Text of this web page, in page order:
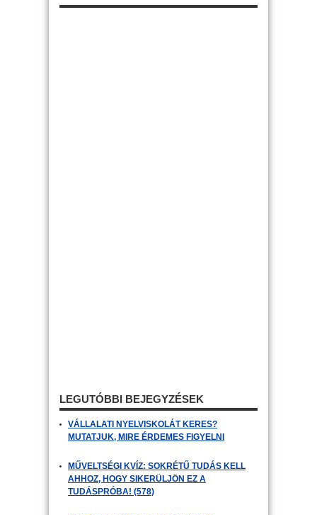
LEGUTÓBBI BEJEGYZÉSEK
VÁLLALATI NYELVISKOLÁT KERES?
MUTATJUK, MIRE ÉRDEMES FIGYELNI
MŰVELTSÉGI KVÍZ: SOKRÉTŰ TUDÁS KELL
AHHOZ, HOGY SIKERÜLJÖN EZ A
TUDÁSPRÓBA! (578)